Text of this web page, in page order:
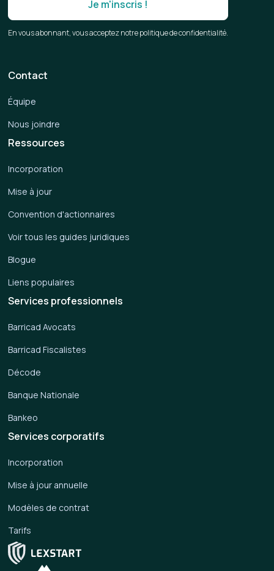
En vous abonnant, vous acceptez notre politique de confidentialité.
Services corporatifs
Incorporation
Mise à jour annuelle
Modèles de contrat
Tarifs
Services professionnels
Barricad Avocats
Barricad Fiscalistes
Décode
Banque Nationale
Bankeo
Ressources
Incorporation
Mise à jour
Convention d'actionnaires
Voir tous les guides juridiques
Blogue
Liens populaires
Contact
Équipe
Nous joindre